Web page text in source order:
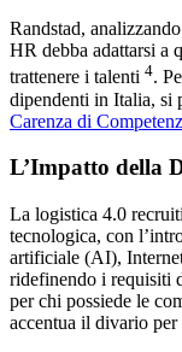
Randstad,
HR debba adattarsi a
trattenere i talenti 4.
dipendenti in Italia, si
Carenza di
L’Impatto della
La logistica 4.0
tecnologica, con
artificiale (AI),
ridefinendo i requisiti
per chi possiede le
accentua il divario